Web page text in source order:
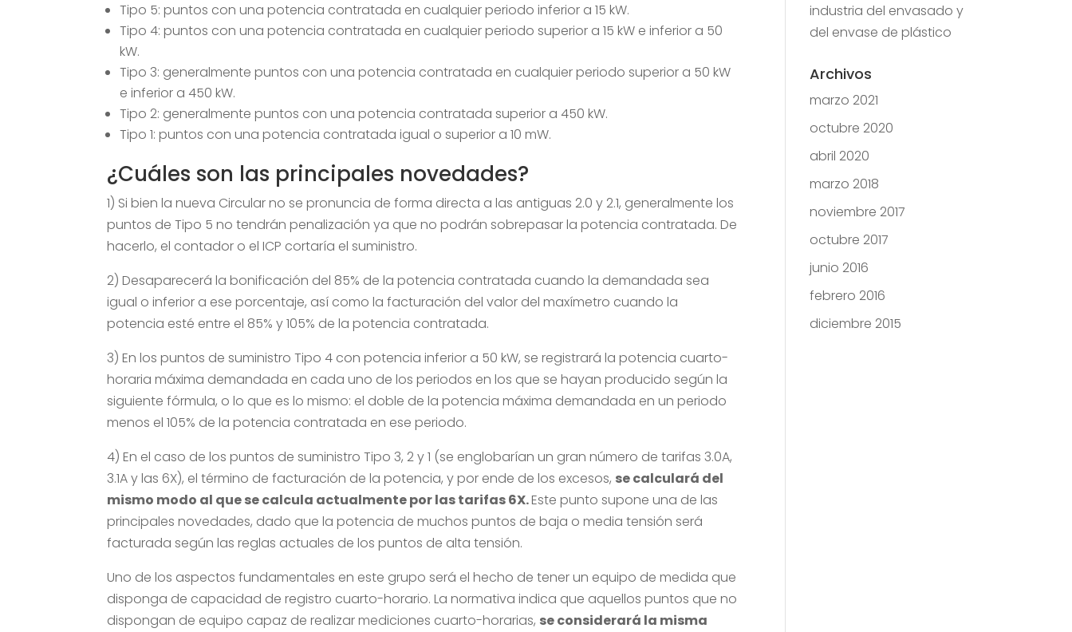
Tipo 5: puntos con una potencia contratada en cualquier periodo inferior a 15 kW.
Tipo 4: puntos con una potencia contratada en cualquier periodo superior a 15 kW e inferior a 50
kW.
Tipo 3: generalmente puntos con una potencia contratada en cualquier periodo superior a 50 kW
e inferior a 450 kW.
Tipo 2: generalmente puntos con una potencia contratada superior a 450 kW.
Tipo 1: puntos con una potencia contratada igual o superior a 10 mW.
¿Cuáles son las principales novedades?
1) Si bien la nueva Circular no se pronuncia de forma directa a las antiguas 2.0 y 2.1, generalmente los
puntos de Tipo 5 no tendrán penalización ya que no podrán sobrepasar la potencia contratada. De
hacerlo, el contador o el ICP cortaría el suministro.
2) Desaparecerá la bonificación del 85% de la potencia contratada cuando la demandada sea
igual o inferior a ese porcentaje, así como la facturación del valor del maxímetro cuando la
potencia esté entre el 85% y 105% de la potencia contratada.
3) En los puntos de suministro Tipo 4 con potencia inferior a 50 kW, se registrará la potencia cuarto-
horaria máxima demandada en cada uno de los periodos en los que se hayan producido según la
siguiente fórmula, o lo que es lo mismo: el doble de la potencia máxima demandada en un periodo
menos el 105% de la potencia contratada en ese periodo.
4) En el caso de los puntos de suministro Tipo 3, 2 y 1 (se englobarían un gran número de tarifas 3.0A,
3.1A y las 6X), el término de facturación de la potencia, y por ende de los excesos, se calculará del
mismo modo al que se calcula actualmente por las tarifas 6X.Este punto supone una de las
principales novedades, dado que la potencia de muchos puntos de baja o media tensión será
facturada según las reglas actuales de los puntos de alta tensión.
Uno de los aspectos fundamentales en este grupo será el hecho de tener un equipo de medida que
disponga de capacidad de registro cuarto-horario. La normativa indica que aquellos puntos que no
dispongan de equipo capaz de realizar mediciones cuarto-horarias, se considerará la misma
industria del envasado y
del envase de plástico
Archivos
marzo 2021
octubre 2020
abril 2020
marzo 2018
noviembre 2017
octubre 2017
junio 2016
febrero 2016
diciembre 2015